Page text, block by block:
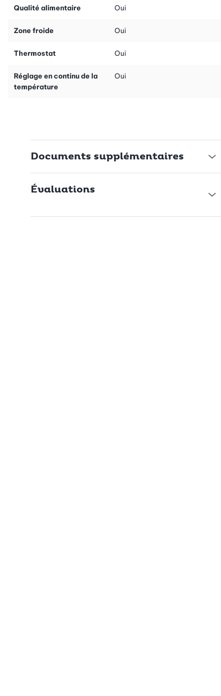
passer moins de temps à faire la vaisselle et plus de temps à
Qualité alimentaire Oui
Zone froide Oui
Thermostat Oui
Réglage en continu de la
température
Oui
Documents supplémentaires
Évaluations